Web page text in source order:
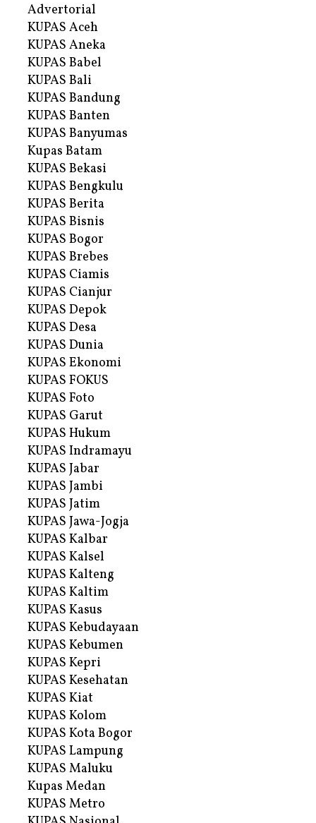
Advertorial
KUPAS Aceh
KUPAS Aneka
KUPAS Babel
KUPAS Bali
KUPAS Bandung
KUPAS Banten
KUPAS Banyumas
Kupas Batam
KUPAS Bekasi
KUPAS Bengkulu
KUPAS Berita
KUPAS Bisnis
KUPAS Bogor
KUPAS Brebes
KUPAS Ciamis
KUPAS Cianjur
KUPAS Depok
KUPAS Desa
KUPAS Dunia
KUPAS Ekonomi
KUPAS FOKUS
KUPAS Foto
KUPAS Garut
KUPAS Hukum
KUPAS Indramayu
KUPAS Jabar
KUPAS Jambi
KUPAS Jatim
KUPAS Jawa-Jogja
KUPAS Kalbar
KUPAS Kalsel
KUPAS Kalteng
KUPAS Kaltim
KUPAS Kasus
KUPAS Kebudayaan
KUPAS Kebumen
KUPAS Kepri
KUPAS Kesehatan
KUPAS Kiat
KUPAS Kolom
KUPAS Kota Bogor
KUPAS Lampung
KUPAS Maluku
Kupas Medan
KUPAS Metro